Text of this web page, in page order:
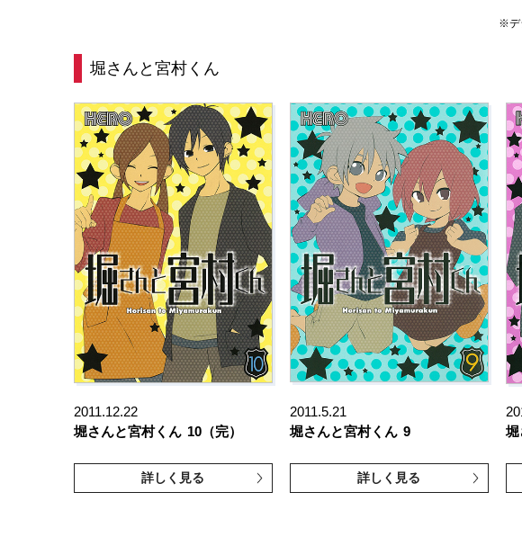
※デ
堀さんと宮村くん
2011.12.22
堀さんと宮村くん 10（完）
詳しく見る
2011.5.21
堀さんと宮村くん 9
詳しく見る
堀